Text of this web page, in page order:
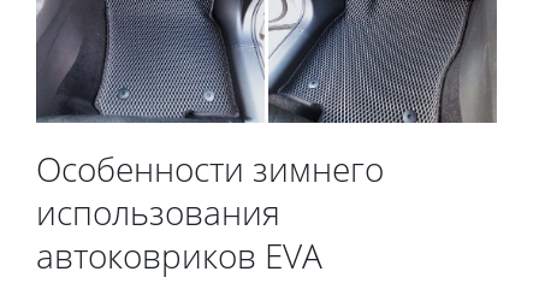
Особенности зимнего
использования
автоковриков EVA